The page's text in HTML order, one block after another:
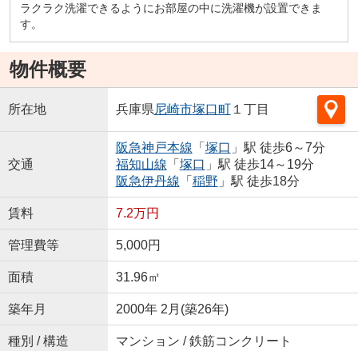
ラクラク洗濯できるようにお部屋の中に洗濯機が設置できま
す。
物件概要
所在地 兵庫県尼崎市塚口町１丁目
交通
阪急神戸本線 「 塚口 」駅 徒歩6～7分
福知山線 「 塚口 」駅 徒歩14～19分
阪急伊丹線 「 稲野 」駅 徒歩18分
賃料 7.2万円
管理費等 5,000円
面積 31.96㎡
築年月 2000年 2月(築26年)
種別 / 構造 マンション / 鉄筋コンクリート